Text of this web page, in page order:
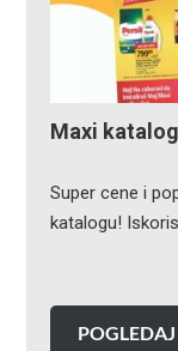
Maxi
Super cene i
katalogu!
POGLEDAJ